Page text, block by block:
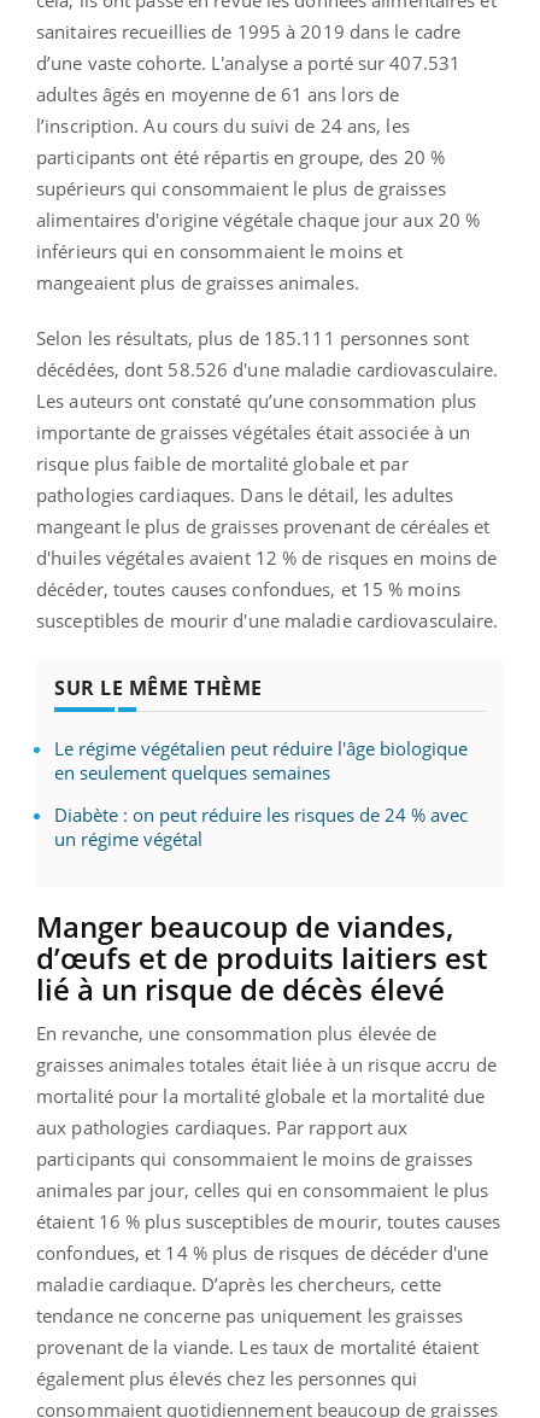
sanitaires recueillies de 1995 à 2019 dans le cadre
d’une vaste cohorte. L'analyse a porté sur 407.531
adultes âgés en moyenne de 61 ans lors de
l’inscription. Au cours du suivi de 24 ans, les
participants ont été répartis en groupe, des 20 %
supérieurs qui consommaient le plus de graisses
alimentaires d'origine végétale chaque jour aux 20 %
inférieurs qui en consommaient le moins et
mangeaient plus de graisses animales.
Selon les résultats, plus de 185.111 personnes sont
décédées, dont 58.526 d'une maladie cardiovasculaire.
Les auteurs ont constaté qu’une consommation plus
importante de graisses végétales était associée à un
risque plus faible de mortalité globale et par
pathologies cardiaques. Dans le détail, les adultes
mangeant le plus de graisses provenant de céréales et
d'huiles végétales avaient 12 % de risques en moins de
décéder, toutes causes confondues, et 15 % moins
susceptibles de mourir d'une maladie cardiovasculaire.
SUR LE MÊME THÈME
Le régime végétalien peut réduire l'âge biologique
en seulement quelques semaines
Diabète : on peut réduire les risques de 24 % avec
un régime végétal
Manger beaucoup de viandes,
d’œufs et de produits laitiers est
lié à un risque de décès élevé
En revanche, une consommation plus élevée de
graisses animales totales était liée à un risque accru de
mortalité pour la mortalité globale et la mortalité due
aux pathologies cardiaques. Par rapport aux
participants qui consommaient le moins de graisses
animales par jour, celles qui en consommaient le plus
étaient 16 % plus susceptibles de mourir, toutes causes
confondues, et 14 % plus de risques de décéder d'une
maladie cardiaque. D’après les chercheurs, cette
tendance ne concerne pas uniquement les graisses
provenant de la viande. Les taux de mortalité étaient
également plus élevés chez les personnes qui
consommaient quotidiennement beaucoup de graisses